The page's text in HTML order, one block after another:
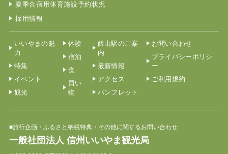
夏季合宿用体育施設予約状況
採用情報
いいやまの魅
力
特集
イベント
観光
体験
宿泊
食
買い
物
飯山駅のご案
内
最新情報
アクセス
パンフレット
お問い合わせ
プライバシーポリシ
ー
ご利用規約
■旅行企画・ふるさと納税特典・その他に関するお問い合わせ
一般社団法人 信州いいやま観光局